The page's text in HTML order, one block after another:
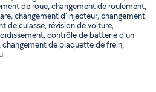
de roue, changement de roulement,
changement d'injecteur, changement
de culasse, révision de voiture,
contrôle de batterie d'un
changement de plaquette de frein,
..